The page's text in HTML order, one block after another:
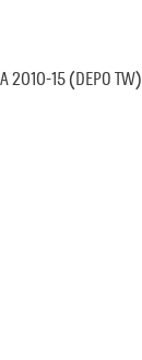
15 (DEPO TW)